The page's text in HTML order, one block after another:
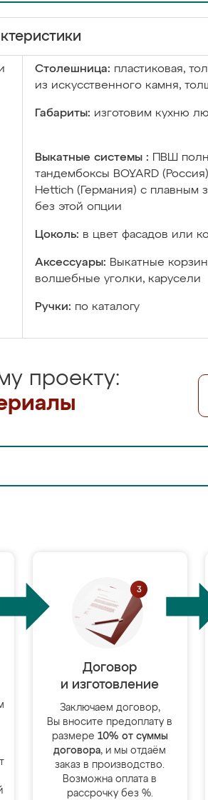
Столешница: пластиковая,
из искусственного камня,
Габариты: изготовим кухню
Выкатные системы :
ПВШ
тандембоксы BOYARD
Hettich (Германия) с плавным
без этой опции
Цоколь: в цвет фасадов или
Аксессуары: Выкатные
волшебные уголки, карусели
Ручки: по каталогу
проекту:
Договор
и изготовление
Заключаем договор,
Вы вносите предоплату в
размере 10% от суммы
договора, и мы отдаём
заказ в производство.
Возможна оплата в
рассрочку без %.